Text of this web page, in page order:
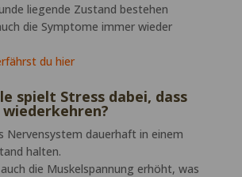
liegende Zustand bestehen
die Symptome immer wieder
du hier
spielt Stress dabei, dass
wiederkehren?
Nervensystem dauerhaft in einem
halten.
die Muskelspannung erhöht, was